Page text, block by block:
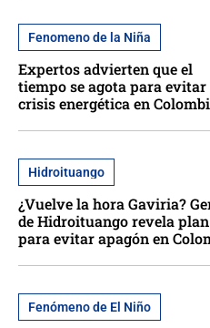
Fenomeno de la Niña
Expertos advierten que el
tiempo se agota para evitar
crisis energética en
Hidroituango
¿Vuelve la hora Gaviria?
de Hidroituango revela plan
para evitar apagón en
Fenómeno de El Niño